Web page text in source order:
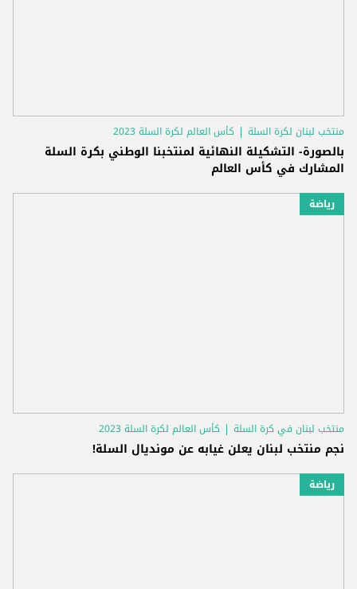
منتخب لبنان لكرة السلة كأس العالم لكرة السلة 2023
بالصورة- التشكيلة النهائية لمنتخبنا الوطني بكرة السلة
المشارك في كأس العالم
رياضة
منتخب لبنان في كرة السلة كأس العالم لكرة السلة 2023
نجم منتخب لبنان يعلن غيابه عن مونديال السلة!
رياضة